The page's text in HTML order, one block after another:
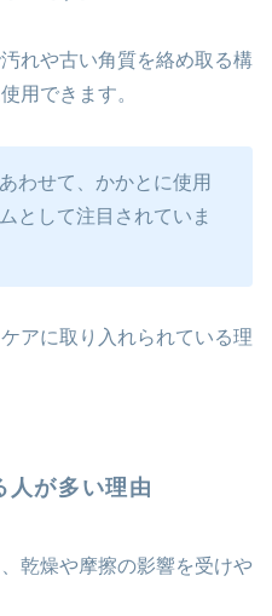
れや古い角質を絡め取る構
用できます。
わせて、かかとに使用
として注目されていま
アに取り入れられている理
人が多い理由
乾燥や摩擦の影響を受けや